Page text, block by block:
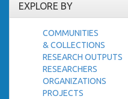
EXPLORE BY
COMMUNITIES
& COLLECTIONS
RESEARCH OUTPUTS
RESEARCHERS
ORGANIZATIONS
PROJECTS